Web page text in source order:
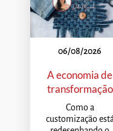
06/08/2026
A economia de
transformação
Como a
customização